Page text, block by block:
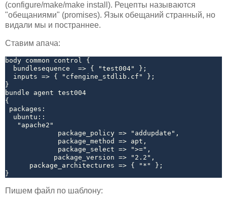
(configure/make/make install). Рецепты называются
"обещаниями" (promises). Язык обещаний странный, но
видали мы и постраннее.
Ставим апача:
body common control {
  bundlesequence  => { "test004" };
  inputs => { "cfengine_stdlib.cf" };
}
bundle agent test004
{
packages:
  ubuntu::
   "apache2"
             package_policy => "addupdate",
             package_method => apt,
             package_select => ">=",
            package_version => "2.2",
      package_architectures => { "*" };
Пишем файл по шаблону: